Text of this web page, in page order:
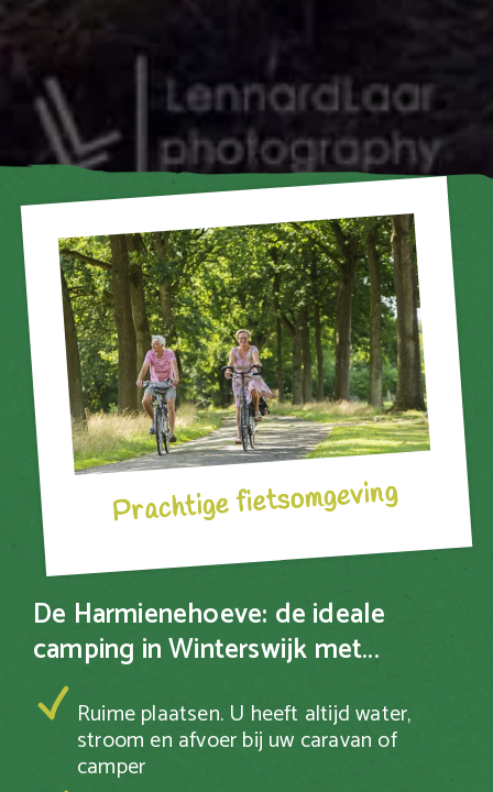
Prachtige fietsomgeving
De Harmienehoeve: de ideale
camping in Winterswijk met...
Ruime plaatsen. U heeft altijd water,
stroom en afvoer bij uw caravan of
camper